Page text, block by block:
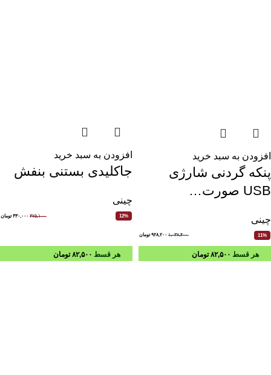
افزودن به سبد خرید
پنکه گردنی شارژی
USB صورت…
چینی
11% ۱,۰۳۷,۴۰۰ ۹۲۸,۲۰۰ تومان
افزودن به سبد خرید
جاکلیدی بستنی بنفش
چینی
12% ۳۷۵,۱۰۰ ۳۳۰,۰۰۰ تومان
هر قسط ۸۲,۵۰۰ تومان هر قسط ۸۲,۵۰۰ تومان